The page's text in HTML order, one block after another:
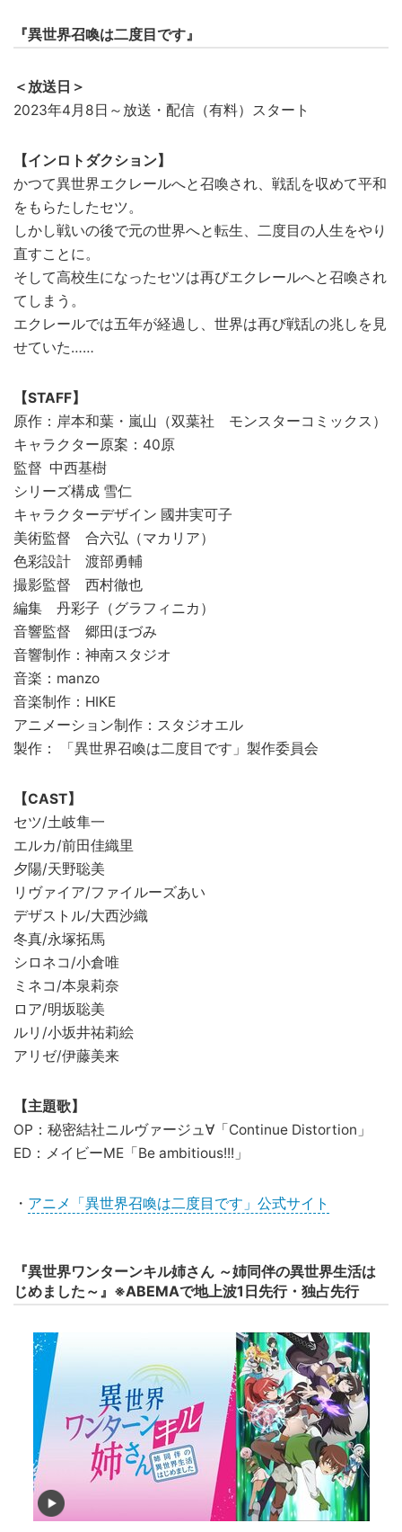
『異世界召喚は二度目です』
＜放送日＞
2023年4月8日～放送・配信（有料）スタート
【インロトダクション】
かつて異世界エクレールへと召喚され、戦乱を収めて平和
をもらたしたセツ。
しかし戦いの後で元の世界へと転生、二度目の人生をやり
直すことに。
そして高校生になったセツは再びエクレールへと召喚され
てしまう。
エクレールでは五年が経過し、世界は再び戦乱の兆しを見
せていた……
【STAFF】
原作：岸本和葉・嵐山（双葉社 モンスターコミックス）
キャラクター原案：40原
監督 中西基樹
シリーズ構成 雪仁
キャラクターデザイン 國井実可子
美術監督 合六弘（マカリア）
色彩設計 渡部勇輔
撮影監督 西村徹也
編集 丹彩子（グラフィニカ）
音響監督 郷田ほづみ
音響制作：神南スタジオ
音楽：manzo
音楽制作：HIKE
アニメーション制作：スタジオエル
製作： 「異世界召喚は二度目です」製作委員会
【CAST】
セツ/土岐隼一
エルカ/前田佳織里
夕陽/天野聡美
リヴァイア/ファイルーズあい
デザストル/大西沙織
冬真/永塚拓馬
シロネコ/小倉唯
ミネコ/本泉莉奈
ロア/明坂聡美
ルリ/小坂井祐莉絵
アリゼ/伊藤美来
【主題歌】
OP：秘密結社ニルヴァージュ∀「Continue Distortion」
ED：メイビーME「Be ambitious!!!」
・ アニメ「異世界召喚は二度目です」公式サイト
『異世界ワンターンキル姉さん ～姉同伴の異世界生活は
じめました～』※ABEMAで地上波1日先行・独占先行